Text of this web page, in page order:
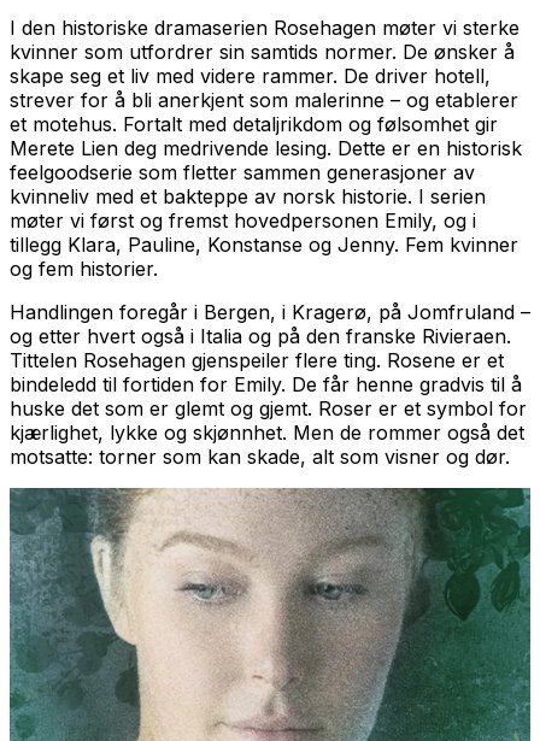
I den historiske dramaserien Rosehagen møter vi sterke
kvinner som utfordrer sin samtids normer. De ønsker å
skape seg et liv med videre rammer. De driver hotell,
strever for å bli anerkjent som malerinne – og etablerer
et motehus. Fortalt med detaljrikdom og følsomhet gir
Merete Lien deg medrivende lesing. Dette er en historisk
feelgoodserie som fletter sammen generasjoner av
kvinneliv med et bakteppe av norsk historie. I serien
møter vi først og fremst hovedpersonen Emily, og i
tillegg Klara, Pauline, Konstanse og Jenny. Fem kvinner
og fem historier.
Handlingen foregår i Bergen, i Kragerø, på Jomfruland –
og etter hvert også i Italia og på den franske Rivieraen.
Tittelen Rosehagen gjenspeiler flere ting. Rosene er et
bindeledd til fortiden for Emily. De får henne gradvis til å
huske det som er glemt og gjemt. Roser er et symbol for
kjærlighet, lykke og skjønnhet. Men de rommer også det
motsatte: torner som kan skade, alt som visner og dør.